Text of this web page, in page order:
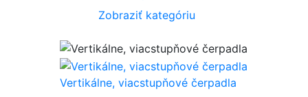
Zobraziť kategóriu
Vertikálne, viacstupňové čerpadla